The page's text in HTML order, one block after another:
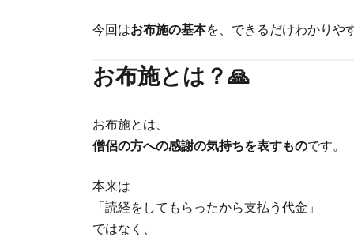
今回はお布施の基本を、できるだけわかりや
お布施とは？🙏
お布施とは、
僧侶の方への感謝の気持ちを表すものです。
本来は
「読経をしてもらったから支払う代金」
ではなく、